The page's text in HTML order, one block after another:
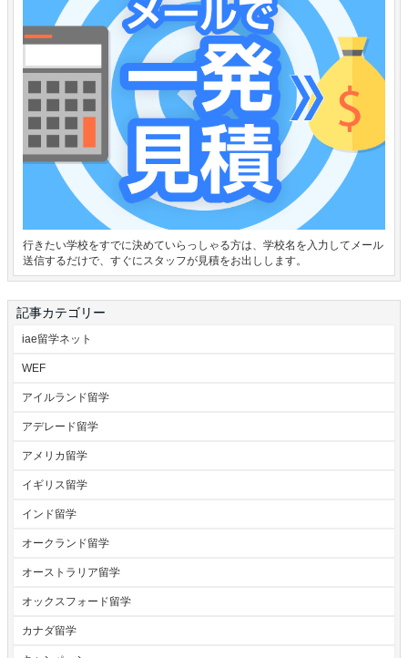
行きたい学校をすでに決めていらっしゃる方は、学校名を入力してメール
送信するだけで、すぐにスタッフが見積をお出しします。
記事カテゴリー
iae留学ネット
WEF
アイルランド留学
アデレード留学
アメリカ留学
イギリス留学
インド留学
オークランド留学
オーストラリア留学
オックスフォード留学
カナダ留学